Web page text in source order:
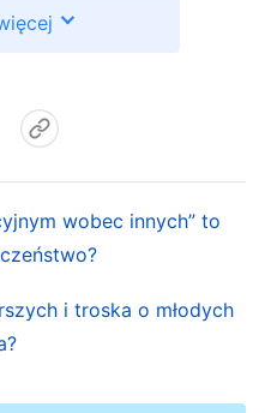
Li Lan zostanie
ostatecznych,
to Li Lan
obowiązki, często
dziećmi i domem. Jak
dobroci należy
wobec innych” to
i troska o młodych